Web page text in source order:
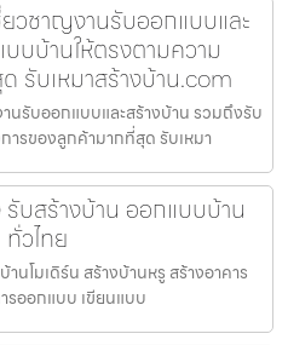
ยวชาญงานรับออกแบบและ
บบ้านให้ตรงตามความ
รับเหมาสร้างบ้าน.com
นรับออกแบบและสร้างบ้าน รวมถึงรับ
รของลูกค้ามากที่สุด รับเหมา
รับสร้างบ้าน ออกแบบบ้าน
วไทย
นโมเดิร์น สร้างบ้านหรู สร้างอาคาร
รออกแบบ เขียนแบบ